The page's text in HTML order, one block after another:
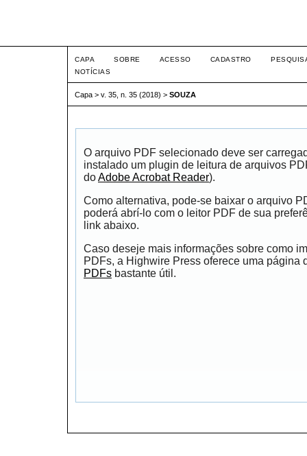
CAPA SOBRE ACESSO CADASTRO
NOTÍCIAS
Capa > v. 35, n. 35 (2018) > SOUZA
O arquivo PDF selecionado deve ser
instalado um plugin de leitura de arquivos
doAdobe Acrobat Reader).
Como alternativa, pode-se baixar o arquivo
poderá abrí-lo com o leitor PDF de sua
link abaixo.
Caso deseje mais informações sobre como
PDFs, a Highwire Press oferece uma página
PDFs bastante útil.